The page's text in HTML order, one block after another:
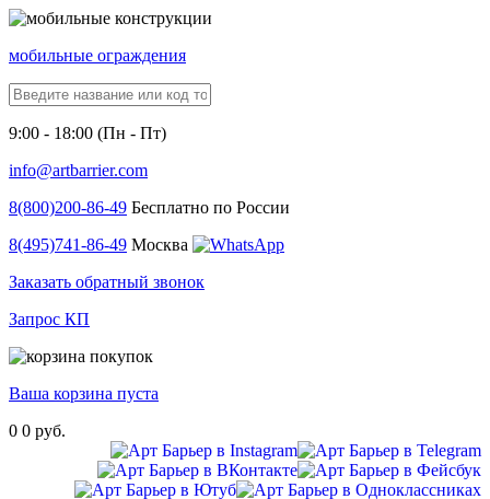
мобильные ограждения
9:00 - 18:00 (Пн - Пт)
info@artbarrier.com
8(800)200-86-49 Бесплатно по России
8(495)741-86-49 Москва
Заказать обратный звонок
Запрос КП
Ваша корзина пуста
0 0 руб.